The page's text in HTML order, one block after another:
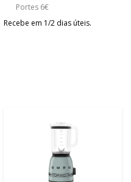
Portes 6€
Recebe em 1/2 dias úteis.